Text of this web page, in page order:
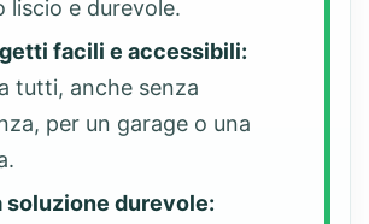
liscio e durevole.
facili e accessibili:
tutti, anche senza
per un garage o una
soluzione durevole: